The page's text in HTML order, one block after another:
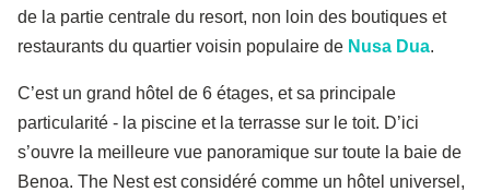
de la partie centrale du resort, non loin des boutiques et
restaurants du quartier voisin populaire de Nusa Dua.
C’est un grand hôtel de 6 étages, et sa principale
particularité - la piscine et la terrasse sur le toit. D’ici
s’ouvre la meilleure vue panoramique sur toute la baie de
Benoa. The Nest est considéré comme un hôtel universel,